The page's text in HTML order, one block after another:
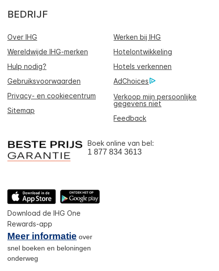
BEDRIJF
Over IHG
Werken bij IHG
Wereldwijde IHG-merken
Hotelontwikkeling
Hulp nodig?
Hotels verkennen
Gebruiksvoorwaarden
AdChoices
Privacy- en cookiecentrum
Verkoop mijn persoonlijke
gegevens niet
Sitemap
Feedback
Boek online van bel:
1 877 834 3613
Download de IHG One
Rewards-app
Meer informatie over
snel boeken en beloningen
onderweg